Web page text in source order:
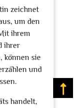
zeichnet
um den
ihrem
ihrer
können sie
und
handelt,